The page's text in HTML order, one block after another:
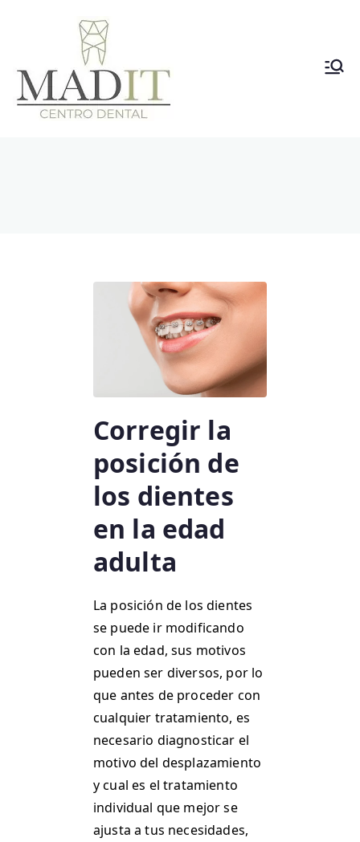
Corregir la
posición de
los dientes
en la edad
adulta
La posición de los dientes
se puede ir modificando
con la edad, sus motivos
pueden ser diversos, por lo
que antes de proceder con
cualquier tratamiento, es
necesario diagnosticar el
motivo del desplazamiento
y cual es el tratamiento
individual que mejor se
ajusta a tus necesidades,